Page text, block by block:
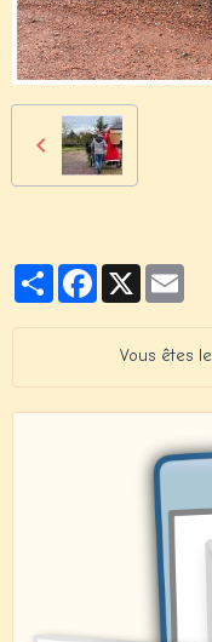
PartagerFacebook
X
Vous êtes le